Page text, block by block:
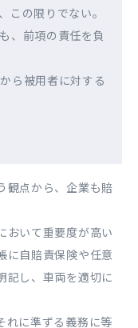
この限りでない。
、前項の責任を負
ら被用者に対する
観点から、企業も賠
おいて重要度が高い
に自賠責保険や任意
記し、車両を適切に
れに準ずる義務に等